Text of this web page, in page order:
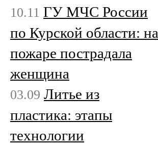
10.11 ГУ МЧС России
по Курской области: на
пожаре пострадала
женщина
03.09 Литье из
пластика: этапы
технологии